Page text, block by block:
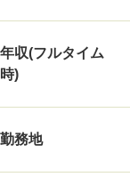
年収(フルタイム
時)
勤務地